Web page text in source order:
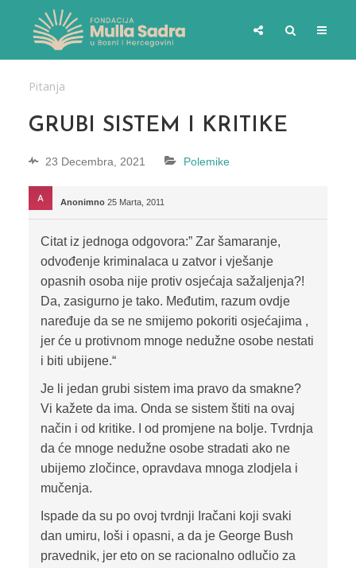
Pitanja
GRUBI SISTEM I KRITIKE
23 Decembra, 2021 Polemike
Anonimno 25 Marta, 2011
Citat iz jednoga odgovora:” Zar šamaranje,
odvođenje kriminalaca u zatvor i vješanje
opasnih osoba nije protiv osjećaja sažaljenja?!
Da, zasigurno je tako. Međutim, razum ovdje
naređuje da se ne smijemo pokoriti osjećajima ,
jer će u protivnom mnoge nedužne osobe nestati
i biti ubijene.“
Je li jedan grubi sistem ima pravo da smakne?
Vi kažete da ima. Onda se sistem štiti na ovaj
način i od kritike. I od promjene na bolje. Tvrdnja
da će mnoge nedužne osobe stradati ako ne
ubijemo zločince, opravdava mnoga zlodjela i
mučenja.
Ispade da su po ovoj tvrdnji Iračani koji svaki
dan umiru, loši i opasni, a da je George Bush
pravednik, jer eto on se racionalno odlučio za